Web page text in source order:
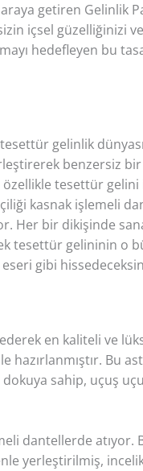
getiren Gelinlik
içsel güzelliğinizi
hedefleyen bu
gelinlik
benzersiz
tesettür
kasnak işlemeli
Her bir dikişinde
tesettür gelininin
gibi
en kaliteli ve
Bu
sahip, uçuş
dantellerde
yerleştirilmiş,